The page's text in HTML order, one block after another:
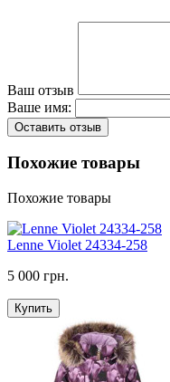
Ваш отзыв
Ваше имя:
Оставить отзыв
Похожие товары
Похожие товары
Lenne Violet 24334-258
5 000 грн.
Купить